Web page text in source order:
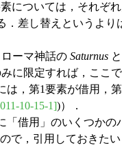
については，それぞ
差し替えというより
ーマ神話の Saturnus
に限定すれば，ここ
は，第1要素が借用，
10-15-1])）．
借用」のいくつかの
で，引用しておきた